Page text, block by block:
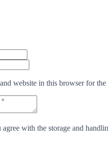
website in this browser for
with the storage and